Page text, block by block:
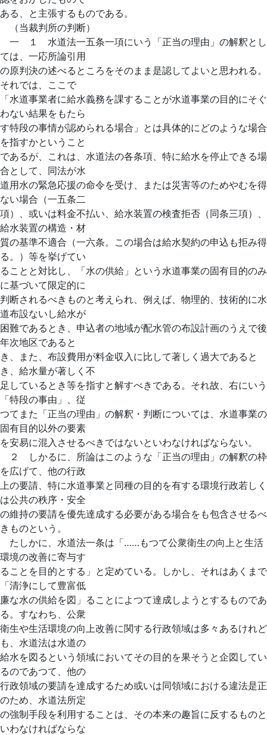
ある、と主張するものである。
（当裁判所の判断）
一 １ 水道法一五条一項にいう「正当の理由」の解釈とし
ては、一応所論引用
の原判決の述べるところをそのまま是認してよいと思われる。
それでは、ここで
「水道事業者に給水義務を課することが水道事業の目的にそぐ
わない結果をもたら
す特段の事情が認められる場合」とは具体的にどのような場合
を指すかということ
であるが、これは、水道法の各条項、特に給水を停止できる場
合として、同法が水
道用水の緊急応援の命令を受け、または災害等のためやむを得
ない場合（一五条二
項）、或いは料金不払い、給水装置の検査拒否（同条三項）、
給水装置の構造・材
質の基準不適合（一六条。この場合は給水契約の申込も拒み得
る。）等を挙げてい
ることと対比し、「水の供給」という水道事業の固有目的のみ
に基づいて限定的に
判断されるべきものと考えられ、例えば、物理的、技術的に水
道布設ないし給水が
困難であるとき、申込者の地域が配水管の布設計画のうえで後
年次地区であると
き、また、布設費用が料金収入に比して著しく過大であると
き、給水量が著しく不
足しているとき等を指すと解すべきである。それ故、右にいう
「特段の事由」、従
つてまた「正当の理由」の解釈・判断については、水道事業の
固有目的以外の要素
を安易に混入させるべきではないといわなければならない。
２ しかるに、所論はこのような「正当の理由」の解釈の枠
を広げて、他の行政
上の要請、特に水道事業と同種の目的を有する環境行政若しく
は公共の秩序・安全
の維持の要請を優先達成する必要がある場合をも包含させるべ
きものという。
たしかに、水道法一条は「……もつて公衆衛生の向上と生活
環境の改善に寄与す
ることを目的とする」と定めている。しかし、それはあくまで
「清浄にして豊富低
廉な水の供給を図」ることによつて達成しようとするものであ
る。すなわち、公衆
衛生や生活環境の向上改善に関する行政領域は多々あるけれど
も、水道法は水道の
給水を図るという領域においてその目的を果そうと企図してい
るのであつて、他の
行政領域の要請を達成するため或いは同領域における違法是正
のため、水道法所定
の強制手段を利用することは、その本来の趣旨に反するものと
いわなければならな